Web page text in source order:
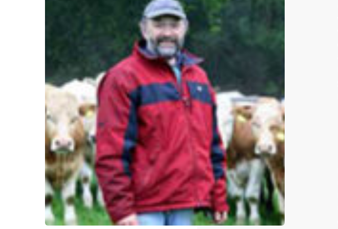
Pourquoi choisir l'irlande?
Contacter votre bureau local